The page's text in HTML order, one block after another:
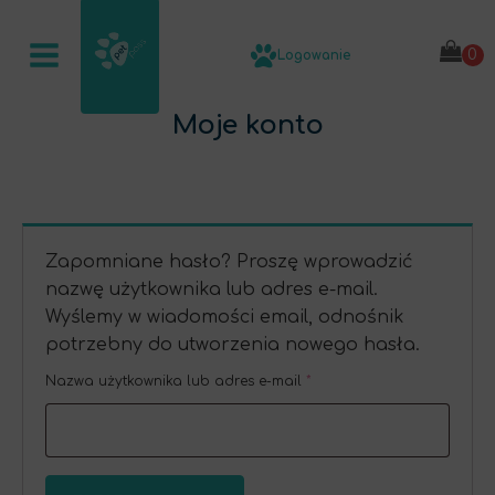
Logowanie
Moje konto
Zapomniane hasło? Proszę wprowadzić
nazwę użytkownika lub adres e-mail.
Wyślemy w wiadomości email, odnośnik
potrzebny do utworzenia nowego hasła.
Nazwa użytkownika lub adres e-mail *